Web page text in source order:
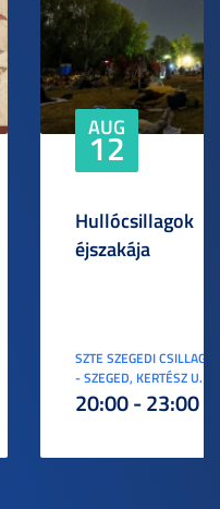
AUG
12
Hullócsillagok
éjszakája
SZTE SZEGEDI
- SZEGED, KERTÉSZ U. 3.
20:00 - 23:00